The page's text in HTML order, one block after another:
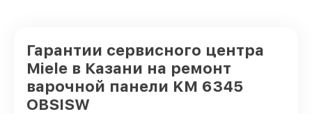
Гарантии сервисного центра
Miele в Казани на ремонт
варочной панели KM 6345
OBSISW